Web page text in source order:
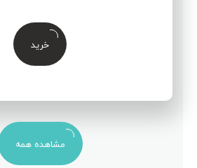
خرید
مشاهده همه